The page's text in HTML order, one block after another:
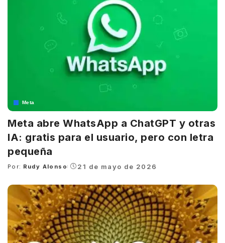
Meta
Meta abre WhatsApp a ChatGPT y otras
IA: gratis para el usuario, pero con letra
pequeña
Posted
Por: Rudy Alonso 21 de mayo de 2026